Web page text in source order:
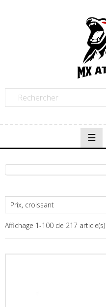
la
☰
Prix, croissant
Affichage 1-100 de 217 article(s)